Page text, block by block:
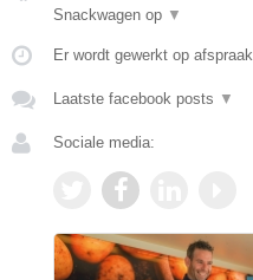
Snackwagen op ▼
Er wordt gewerkt op afspraak.
Laatste facebook posts ▼
Sociale media: